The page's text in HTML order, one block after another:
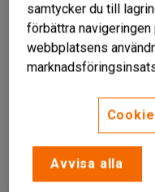
Stålstativ
Bordsskiva i laminat
samtycker du till
förbättra
webbplatsens
Avvisa alla